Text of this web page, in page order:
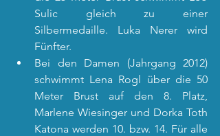
Sulic gleich zu einer
Silbermedaille. Luka Nerer wird
Fünfter.
Bei den Damen (Jahrgang 2012)
schwimmt Lena Rogl über die 50
Meter Brust auf den 8. Platz,
Marlene Wiesinger und Dorka Toth
Katona werden 10. bzw. 14. Für alle